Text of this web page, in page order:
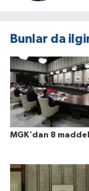
Bunlar da
MGK'dan 8